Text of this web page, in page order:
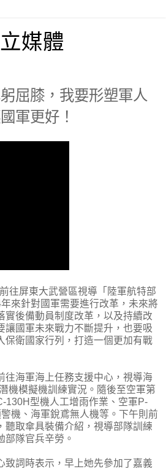
媒體
屈膝，我要形塑軍人
軍更好！
往屏東大武營區視導「陸軍航特部
來針對國軍需要進行改革，未來將
實後備動員制度改革，以及持續改
讓國軍未來戰力不斷提升，也要吸
保衛國家行列，打造一個更加有戰
往海軍海上任務支援中心，視導海
機模擬機訓練實況。隨後至空軍第
130H型機人工增雨作業、空軍P-
機、海軍銳鳶無人機等。下午則前
聽取傘具裝備介紹，視導部隊訓練
部隊官兵辛勞。
致詞時表示，早上她先參加了嘉義